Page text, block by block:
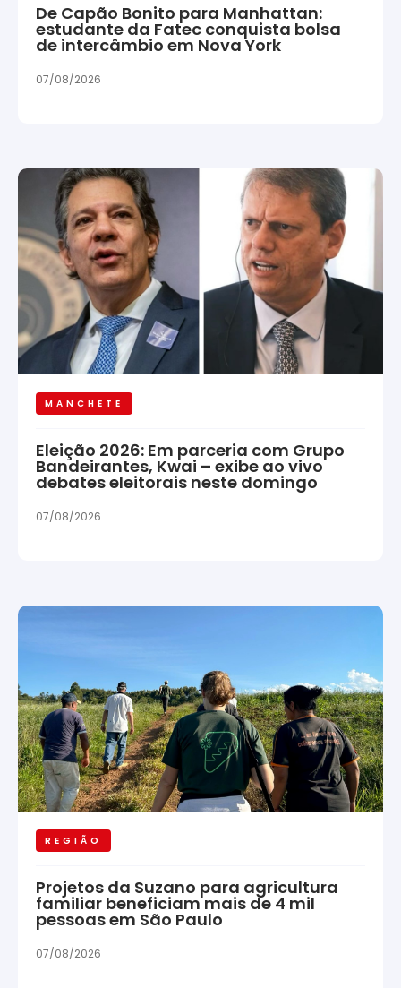
De Capão Bonito para Manhattan:
estudante da Fatec conquista bolsa
de intercâmbio em Nova York
07/08/2026
MANCHETE
Eleição 2026: Em parceria com Grupo
Bandeirantes, Kwai – exibe ao vivo
debates eleitorais neste domingo
07/08/2026
REGIÃO
Projetos da Suzano para agricultura
familiar beneficiam mais de 4 mil
pessoas em São Paulo
07/08/2026